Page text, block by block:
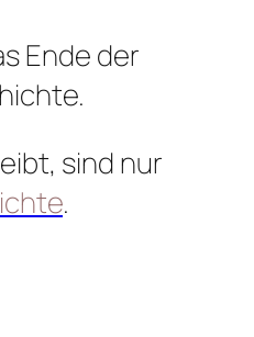
Ende der
sind nur
.